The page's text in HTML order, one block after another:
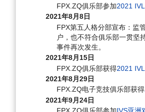
FPX.ZQ俱乐部参加2021
2021年8月8日
FPX第五人格分部宣布：监
户，也不符合俱乐部一贯坚
事件再次发生。
2021年8月15日
FPX.ZQ俱乐部获得2021
2021年8月29日
FPX.ZQ电子竞技俱乐部获得
2021年9月24日